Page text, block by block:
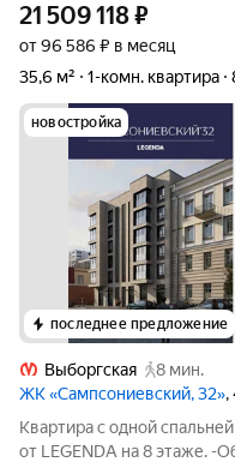
21 509 118₽
от 96 586 ₽ в месяц
35,6 м²
1-комн. квартира
новостройка
последнее предложение
Выборгская
8 мин.
ЖК «Сампсониевский, 32»,
Квартира с одной
от LEGENDA на 8 этаже. -